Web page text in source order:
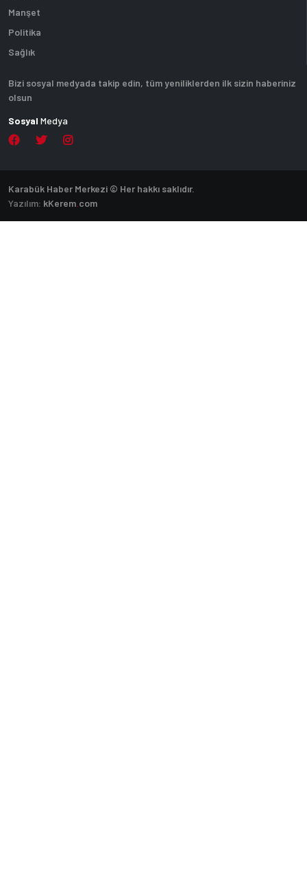
Manşet
Politika
Sağlık
Bizi sosyal medyada takip edin, tüm yeniliklerden ilk sizin haberiniz
olsun
Sosyal Medya
Karabük Haber Merkezi © Her hakkı saklıdır.
Yazılım: kKerem.com